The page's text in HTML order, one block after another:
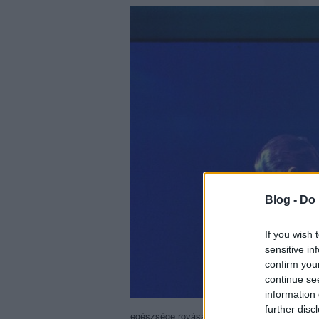
Blog -
If you wish
sensitive
confirm
continue
information
further
egészsége rovására ment, a német